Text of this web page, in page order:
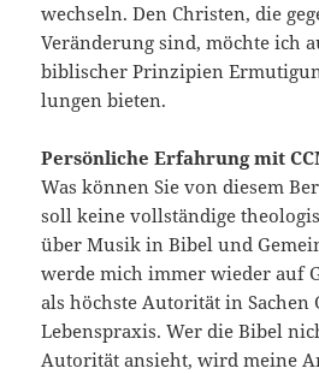
wech­seln. Den Christen, die
Veränderung sind, möchte ich
biblischer Prinzipien
lungen bieten.
Persönliche Erfahrung mit
Was können Sie von diesem
soll keine voll­ständige
über Musik in Bibel und
werde mich immer wieder auf
als höchste Autorität in Sachen
Lebens­praxis. Wer die Bibel
Autorität ansieht, wird meine